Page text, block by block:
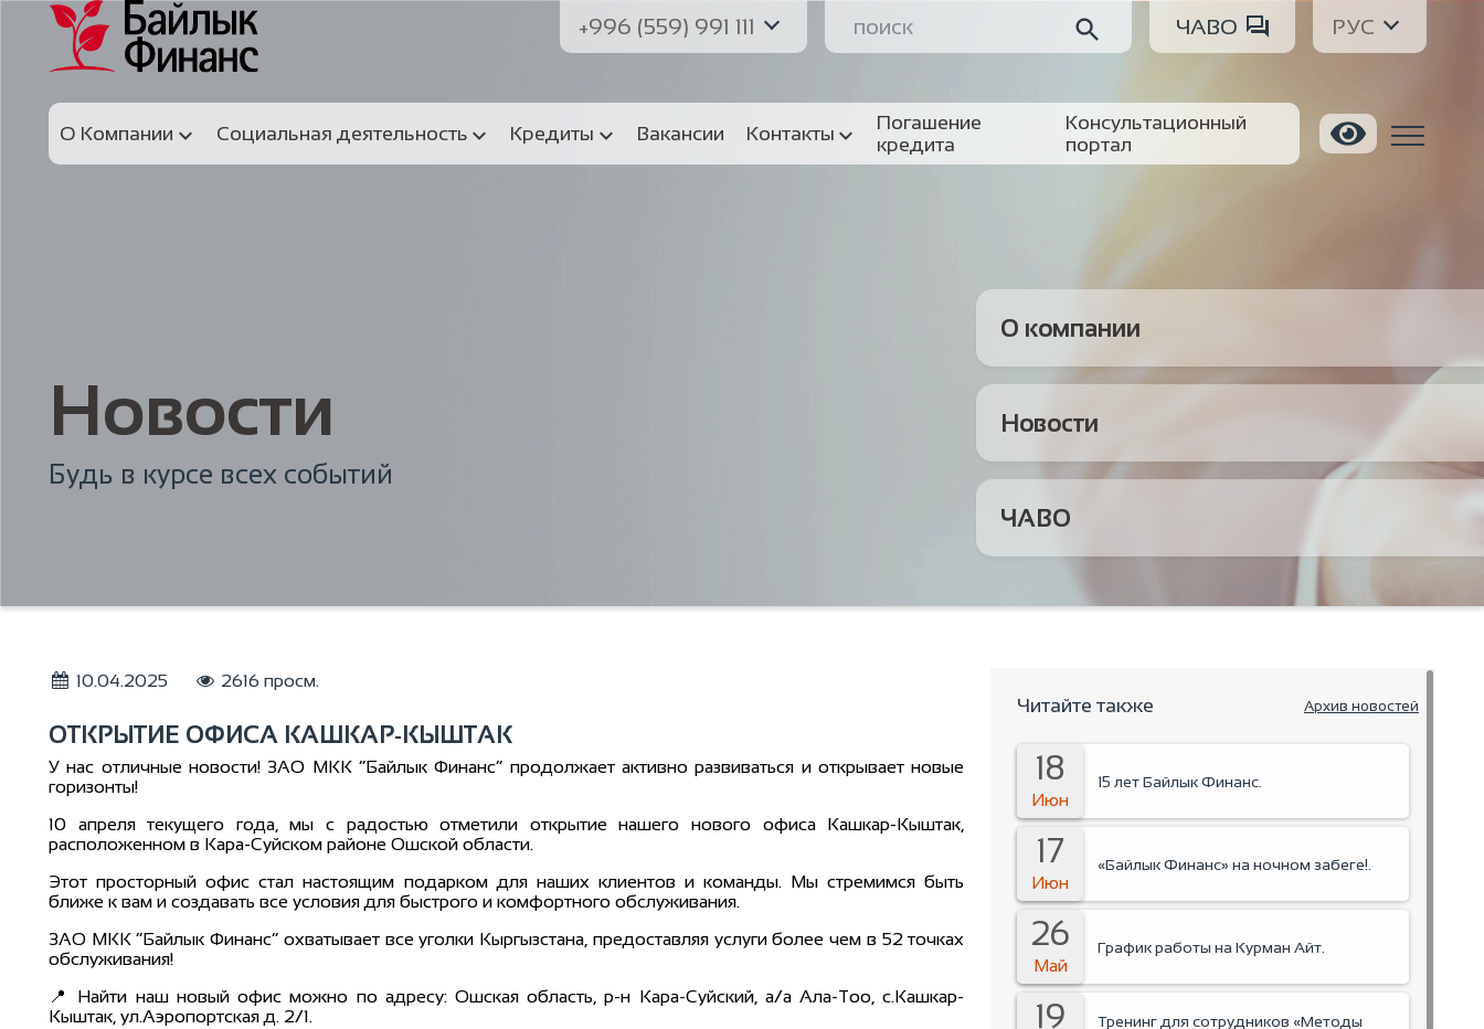
+996 (559) 991 111 ЧАВО РУС
О Компании Социальная деятельность Кредиты Вакансии Контакты
Погашение
кредита
Консультационный
портал
Новости
Будь в курсе всех событий
О компании
Новости
ЧАВО
10.04.2025 2616 просм.
ОТКРЫТИЕ ОФИСА КАШКАР-КЫШТАК
У нас отличные новости! ЗАО МКК “Байлык Финанс” продолжает активно развиваться и открывает новые
горизонты!
10 апреля текущего года, мы с радостью отметили открытие нашего нового офиса Кашкар-Кыштак,
расположенном в Кара-Суйском районе Ошской области.
Этот просторный офис стал настоящим подарком для наших клиентов и команды. Мы стремимся быть
ближе к вам и создавать все условия для быстрого и комфортного обслуживания.
ЗАО МКК “Байлык Финанс” охватывает все уголки Кыргызстана, предоставляя услуги более чем в 52 точках
обслуживания!
📍 Найти наш новый офис можно по адресу: Ошская область, р-н Кара-Суйский, а/а Ала-Тоо, с.Кашкар-
Кыштак, ул.Аэропортская д. 2/1.
Читайте также Архив новостей
18
Июн
15 лет Байлык Финанс.
17
Июн
«Байлык Финанс» на ночном забеге!.
26
Май
График работы на Курман Айт.
19
Тренинг для сотрудников «Методы